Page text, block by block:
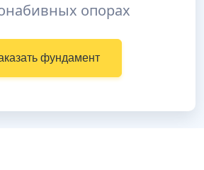
опорах
фундамент